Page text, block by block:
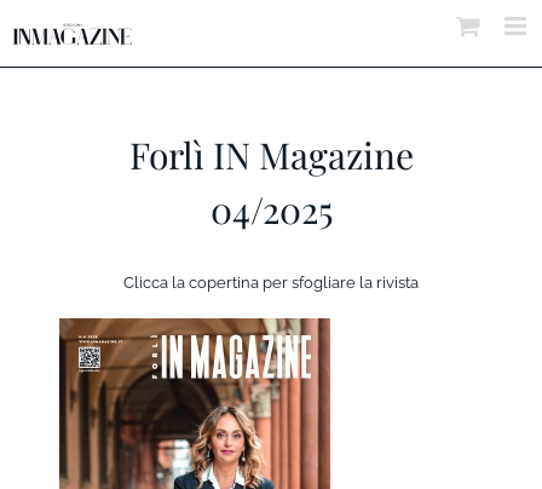
Forlì IN Magazine
04/2025
Clicca la copertina per sfogliare la rivista